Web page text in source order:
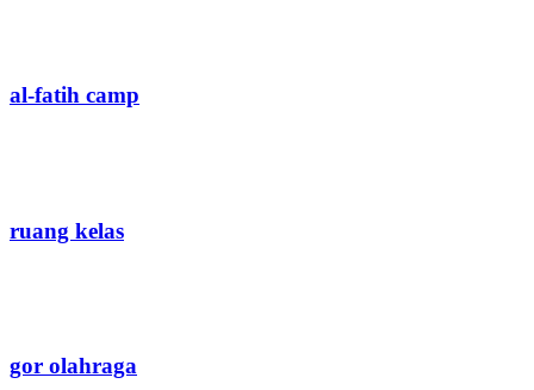
al-fatih camp
ruang kelas
gor olahraga